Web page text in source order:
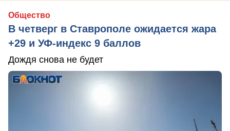
Общество
В четверг в Ставрополе ожидается жара
+29 и УФ-индекс 9 баллов
Дождя снова не будет